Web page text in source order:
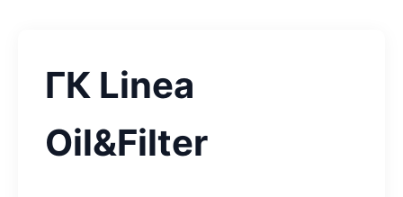
ГК Linea
Oil&Filter